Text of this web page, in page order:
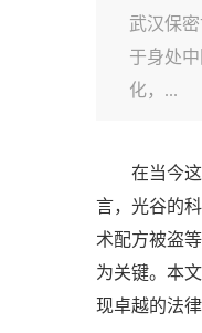
武汉保
于身处
化，...
在当今
言，光谷的
术配方被盗
为关键。本
现卓越的法律